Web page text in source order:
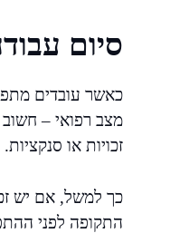
סיום
כאשר עובדים
מצב רפואי – חשוב
זכויות או סנקציות.
כך למשל, אם יש
התקופה לפני